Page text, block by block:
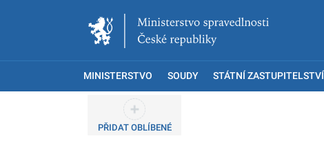
MINISTERSTVO SOUDY STÁTNÍ ZASTUPITELSTVÍ
PŘIDAT OBLÍBENÉ